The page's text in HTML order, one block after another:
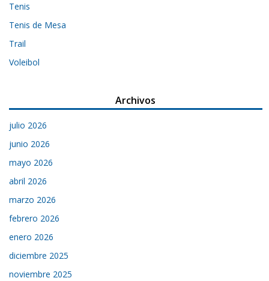
Tenis
Tenis de Mesa
Trail
Voleibol
Archivos
julio 2026
junio 2026
mayo 2026
abril 2026
marzo 2026
febrero 2026
enero 2026
diciembre 2025
noviembre 2025